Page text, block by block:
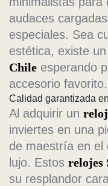
audaces
especiales. Sea
estética, existe un
Chile esperando
accesorio favorito.
Calidad garantizada
Al adquirir un
inviertes en una
de maestría en el
lujo. Estos relojes
su resplandor